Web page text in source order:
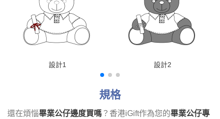
設計1 設計2
規格
還在煩惱畢業公仔邊度買嗎 ？香港iGift作為您的畢業公仔專